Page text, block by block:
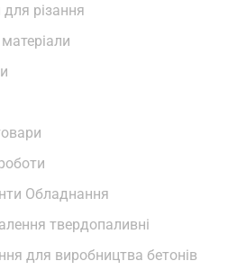
різання
Обладнання
твердопаливні
для виробництва бетонів